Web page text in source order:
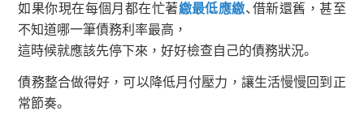
如果你現在每個月都在忙著繳最低應繳、借新還舊，甚至
不知道哪一筆債務利率最高，
這時候就應該先停下來，好好檢查自己的債務狀況。
債務整合做得好，可以降低月付壓力，讓生活慢慢回到正
常節奏。